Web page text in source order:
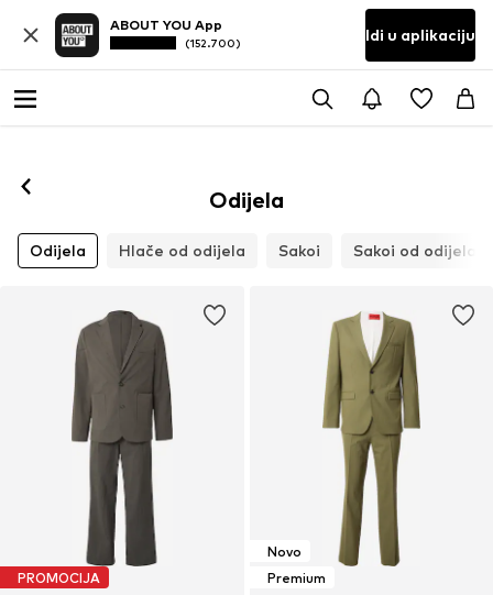
ABOUT YOU App
(152.700) Idi u aplikaciju
Odijela
Odijela Hlače od odijela Sakoi Sakoi od odijela
PROMOCIJA
Novo
Premium